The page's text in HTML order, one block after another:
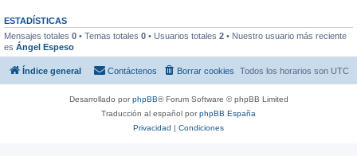
ESTADÍSTICAS
Mensajes totales 0 • Temas totales 0 • Usuarios totales 2 • Nuestro usuario más reciente
es Ángel Espeso
Índice general Todos los horarios son UTC
Borrar cookies
Contáctenos
Desarrollado porphpBB® Forum Software © phpBB Limited
Traducción al español porphpBB España
Privacidad | Condiciones